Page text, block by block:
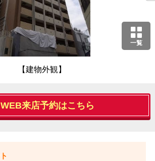
一覧
【建物外観】
WEB来店予約はこちら